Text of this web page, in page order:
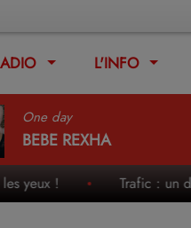
L'INFO
One day
BEBE REXHA
! Trafic : un des